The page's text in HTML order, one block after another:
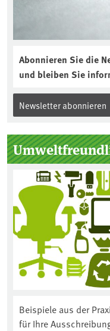
Abonnieren Sie die
und bleiben Sie
Newsletter abonnieren
Beispiele aus der
für Ihre